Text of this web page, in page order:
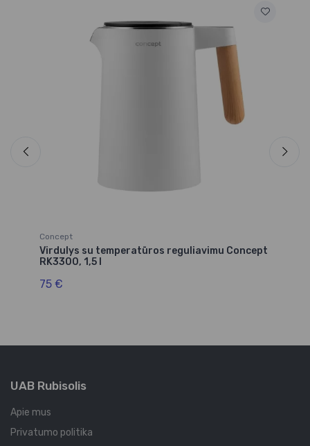
Concept
Virdulys su temperatūros reguliavimu Concept
RK3300, 1,5 l
75 €
UAB Rubisolis
Apie mus
Privatumo politika